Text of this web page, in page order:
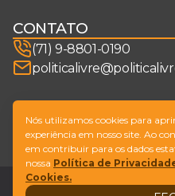
CONTATO
(71) 9-8801-0190
SIGA-NOS
Legal
Nós utilizamos cookies para
experiência em nosso site. Ao
em contribuir para os dados
nossa Política de
Cookies.